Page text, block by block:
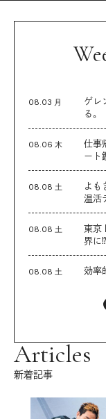
08.03 月
ゲレ
る。
08.06 木
仕事
ート
08.08 土
よも
温活
08.08 土
東京
界に⁉︎
08.08 土 効率
Articles
新着記事